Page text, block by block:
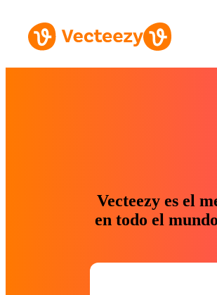
Vecteezy es el
en todo el